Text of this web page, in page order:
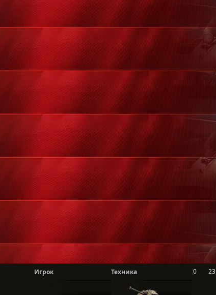
Игрок Техника 0 23